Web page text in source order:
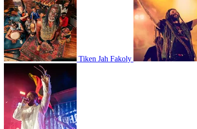
Tiken Jah Fakoly